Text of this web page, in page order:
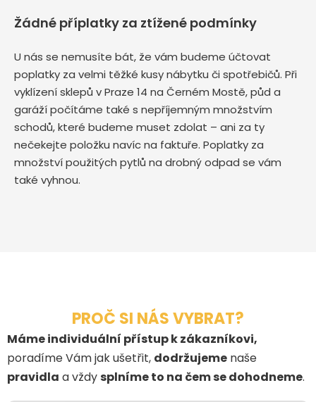
Žádné příplatky za ztížené podmínky
U nás se nemusíte bát, že vám budeme účtovat
poplatky za velmi těžké kusy nábytku či spotřebičů. Při
vyklízení sklepů v Praze 14 na Černém Mostě, půd a
garáží počítáme také s nepříjemným množstvím
schodů, které budeme muset zdolat – ani za ty
nečekejte položku navíc na faktuře. Poplatky za
množství použitých pytlů na drobný odpad se vám
také vyhnou.
PROČ SI NÁS VYBRAT?
Máme individuální přístup k zákazníkovi,
poradíme Vám jak ušetřit, dodržujeme naše
pravidla a vždy splníme to na čem se dohodneme.